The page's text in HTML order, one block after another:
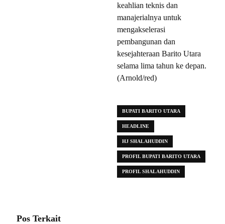
keahlian teknis dan
manajerialnya untuk
mengakselerasi
pembangunan dan
kesejahteraan Barito Utara
selama lima tahun ke depan.
(Arnold/red)
BUPATI BARITO UTARA
HEADLINE
HJ SHALAHUDDIN
PROFIL BUPATI BARITO UTARA
PROFIL SHALAHUDDIN
Pos Terkait